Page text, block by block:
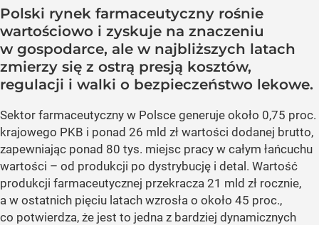
Polski rynek farmaceutyczny rośnie
wartościowo i zyskuje na znaczeniu
w gospodarce, ale w najbliższych latach
zmierzy się z ostrą presją kosztów,
regulacji i walki o bezpieczeństwo lekowe.
Sektor farmaceutyczny w Polsce generuje około 0,75 proc.
krajowego PKB i ponad 26 mld zł wartości dodanej brutto,
zapewniając ponad 80 tys. miejsc pracy w całym łańcuchu
wartości – od produkcji po dystrybucję i detal. Wartość
produkcji farmaceutycznej przekracza 21 mld zł rocznie,
a w ostatnich pięciu latach wzrosła o około 45 proc.,
co potwierdza, że jest to jedna z bardziej dynamicznych